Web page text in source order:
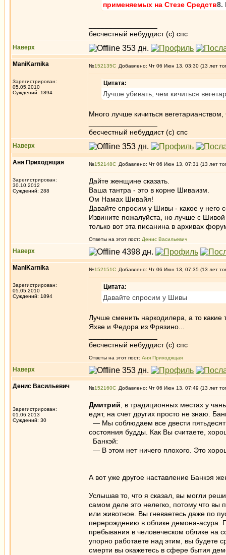
применяемых на Стезе Средств8.
бесчестный небуддист (с) спс
Наверх
ManiKarnika
Зарегистрирован:
05.05.2010
Суждений: 1894
№152135 Добавлено: Чт 06 Июн 13, 03:30 (13 лет
Цитата:
Лучше убивать, чем кичиться
Много лучше кичиться
бесчестный небуддист (с) спс
Наверх
Аня Приходящая
Зарегистрирован:
30.10.2012
Суждений: 288
№152148 Добавлено: Чт 06 Июн 13, 07:31 (13 лет
Дайте женщине сказать.
Ваша тантра - это в корне Шиваизм.
Ом Намах Шивайя!
Давайте спросим у Шивы - какое у
Извините пожалуйста, но лучше с Шивой
только вот эта писанина в архивах
Ответы на этот пост: Денис Васильевич
Наверх
ManiKarnika
Зарегистрирован:
05.05.2010
Суждений: 1894
№152151 Добавлено: Чт 06 Июн 13, 07:35 (13 лет
Цитата:
Давайте спросим у Шивы
Лучше сменить наркодилера, а то
Яхве и Федора из Фрязино...
бесчестный небуддист (с) спс
Ответы на этот пост: Аня Приходящая
Наверх
Денис Васильевич
Зарегистрирован:
01.06.2013
Суждений: 30
№152160 Добавлено: Чт 06 Июн 13, 07:49 (13 лет
Дмитрий , в традиционных местах у
едят, на счет других просто не знаю.
— Мы соблюдаем все двести
состояния будды. Как Вы считаете,
Банкэй:
— В этом нет ничего плохого. Это
А вот уже другое наставление Банкэя
Услышав то, что я сказал, вы могли
самом деле это нелегко, потому что вы
или животное. Вы гневаетесь даже по
перерождению в облике демона-асура.
пребывания в человеческом облике на
упорно работаете над этим, вы
смерти вы окажетесь в сфере бытия